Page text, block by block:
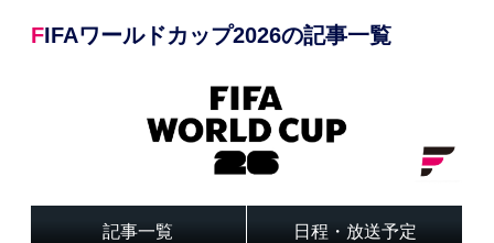
ラ・リーガ
高校サッカー
FIFAワールドカップ2026の記事一覧
記事一覧 日程・放送予定